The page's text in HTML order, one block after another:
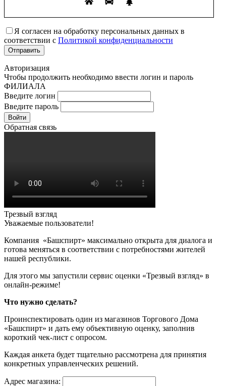
Я согласен на обработку персональных данных в
соответствии с Политикой конфиденциальности
Авторизация
Чтобы продолжить необходимо ввести логин и пароль
ФИЛИАЛА
Введите логин
Введите пароль
Войти
Обратная связь
Трезвый взгляд
Уважаемые пользователи!
Компания «Башспирт» максимально открыта для диалога и
готова меняться в соответствии с потребностями жителей
нашей республики.
Для этого мы запустили сервис оценки «Трезвый взгляд» в
онлайн-режиме!
Что нужно сделать?
Проинспектировать один из магазинов Торгового Дома
«Башспирт» и дать ему объективную оценку, заполнив
короткий чек-лист с опросом.
Каждая анкета будет тщательно рассмотрена для принятия
конкретных управленческих решений.
Адрес магазина: